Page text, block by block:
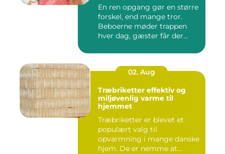
En ren opgang gør en større
forskel, end mange tror.
Beboerne møder trappen
hver dag, gæster får der...
02. Aug
Træbriketter effektiv og
miljøvenlig varme til
hjemmet
Træbriketter er blevet et
populært valg til
opvarmning i mange danske
hjem. De er nemme at